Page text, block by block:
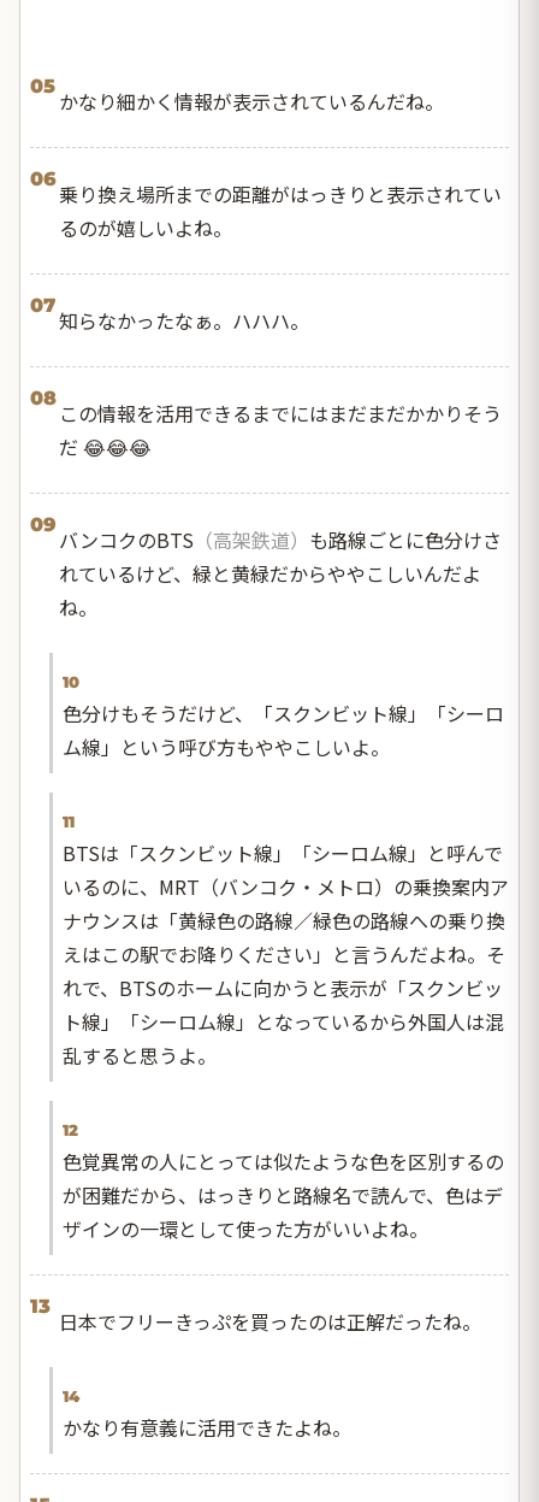
05
かなり細かく情報が表示されているんだね。
06
乗り換え場所までの距離がはっきりと表示されてい
るのが嬉しいよね。
07
知らなかったなぁ。ハハハ。
08
この情報を活用できるまでにはまだまだかかりそう
だ 😂😂😂
09
バンコクのBTS （高架鉄道） も路線ごとに色分けさ
れているけど、緑と黄緑だからややこしいんだよ
ね。
10
色分けもそうだけど、「スクンビット線」「シーロ
ム線」という呼び方もややこしいよ。
11
BTSは「スクンビット線」「シーロム線」と呼んで
いるのに、MRT（バンコク・メトロ）の乗換案内ア
ナウンスは「黄緑色の路線／緑色の路線への乗り換
えはこの駅でお降りください」と言うんだよね。そ
れで、BTSのホームに向かうと表示が「スクンビッ
ト線」「シーロム線」となっているから外国人は混
乱すると思うよ。
12
色覚異常の人にとっては似たような色を区別するの
が困難だから、はっきりと路線名で読んで、色はデ
ザインの一環として使った方がいいよね。
13
日本でフリーきっぷを買ったのは正解だったね。
14
かなり有意義に活用できたよね。